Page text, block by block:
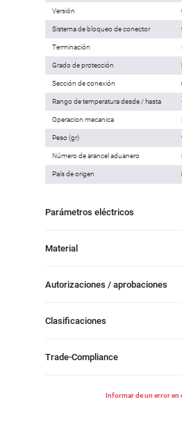
Versión
Sistema de bloqueo de conector
Terminación
Grado de protección
Sección de conexión
Rango de temperatura desde / hasta
Operacion mecanica
Peso (gr)
Número de arancel aduanero
País de origen
Parámetros eléctricos
Material
Autorizaciones / aprobaciones
Clasificaciones
Trade-Compliance
Informar de un error en